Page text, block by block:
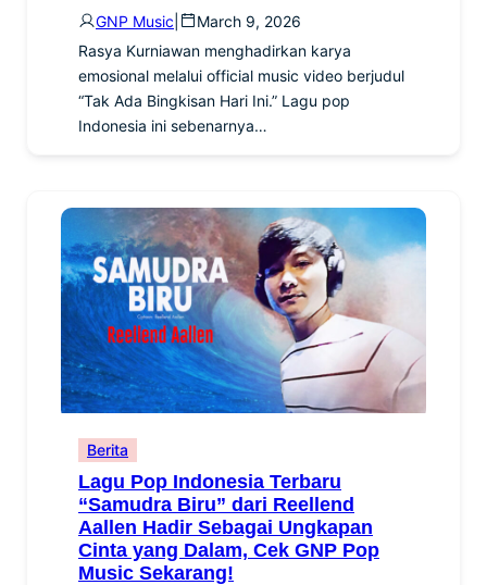
GNP Music
March 9, 2026
Rasya Kurniawan menghadirkan karya
emosional melalui official music video berjudul
“Tak Ada Bingkisan Hari Ini.” Lagu pop
Indonesia ini sebenarnya…
Berita
Lagu Pop Indonesia Terbaru
“Samudra Biru” dari Reellend
Aallen Hadir Sebagai Ungkapan
Cinta yang Dalam, Cek GNP Pop
Music Sekarang!